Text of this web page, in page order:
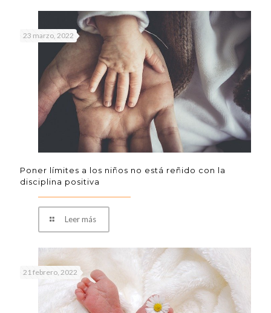
23 marzo, 2022
Poner límites a los niños no está reñido con la
disciplina positiva
Leer más
21 febrero, 2022